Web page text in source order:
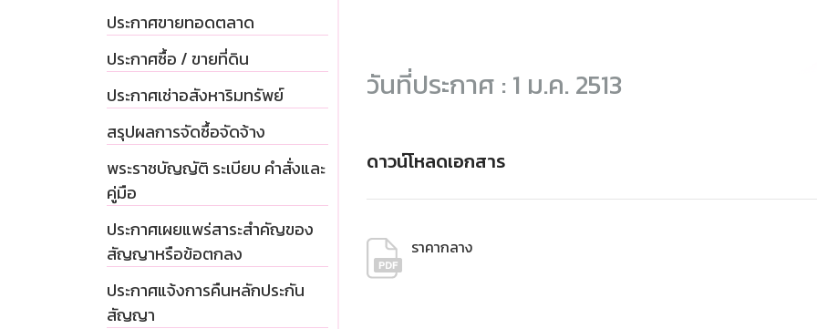
ประกาศขายทอดตลาด
ประกาศซื้อ / ขายที่ดิน
ประกาศเช่าอสังหาริมทรัพย์
สรุปผลการจัดซื้อจัดจ้าง
พระราชบัญญัติ ระเบียบ คำสั่งและ
คู่มือ
ประกาศเผยแพร่สาระสำคัญของ
สัญญาหรือข้อตกลง
ประกาศแจ้งการคืนหลักประกัน
สัญญา
วันที่ประกาศ : 1 ม.ค. 2513
ดาวน์โหลดเอกสาร
ราคากลาง